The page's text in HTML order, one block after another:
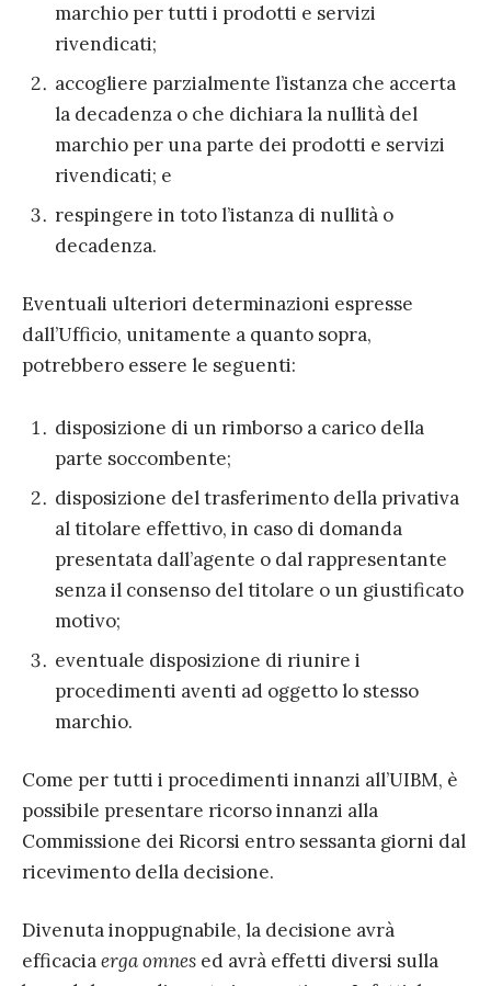
marchio per tutti i prodotti e servizi
rivendicati;
accogliere parzialmente l’istanza che accerta
la decadenza o che dichiara la nullità del
marchio per una parte dei prodotti e servizi
rivendicati; e
respingere in toto l’istanza di nullità o
decadenza.
Eventuali ulteriori determinazioni espresse
dall’Ufficio, unitamente a quanto sopra,
potrebbero essere le seguenti:
disposizione di un rimborso a carico della
parte soccombente;
disposizione del trasferimento della privativa
al titolare effettivo, in caso di domanda
presentata dall’agente o dal rappresentante
senza il consenso del titolare o un giustificato
motivo;
eventuale disposizione di riunire i
procedimenti aventi ad oggetto lo stesso
marchio.
Come per tutti i procedimenti innanzi all’UIBM, è
possibile presentare ricorso innanzi alla
Commissione dei Ricorsi entro sessanta giorni dal
ricevimento della decisione.
Divenuta inoppugnabile, la decisione avrà
efficaciaerga omnes ed avrà effetti diversi sulla